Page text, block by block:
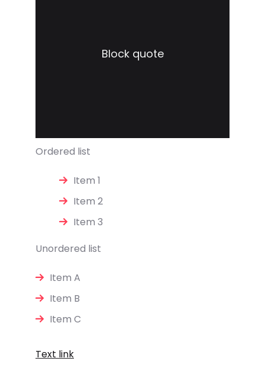
Block quote
Ordered list
Item 1
Item 2
Item 3
Unordered list
Item A
Item B
Item C
Text link